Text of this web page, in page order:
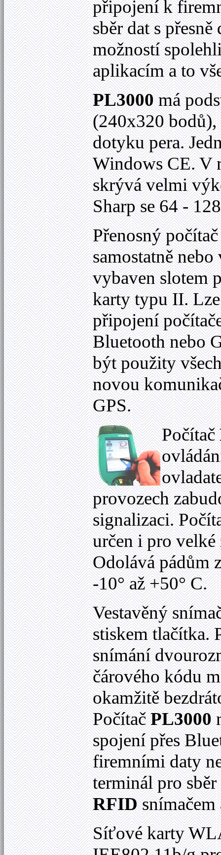
připojení k
sběr dat s
možností
aplikacím a to
PL3000má
(240x320 bodů),
dotyku pera.
Windows CE. V
skrývá velmi
Sharp se 64 -
Přenosný
samostatně
vybaven slotem
karty typu II.
připojení
Bluetooth nebo
být použity
novou
GPS.
Počítač
provozech
signalizaci.
určen i pro
Odolává pádům
-10° až +50° C.
Vestavěný
stiskem tlačítka.
snímání
čárového kódu
okamžitě
PočítačPL3000
spojení přes
firemními daty
terminál pro
RFIDsnímačem
Síťové karty